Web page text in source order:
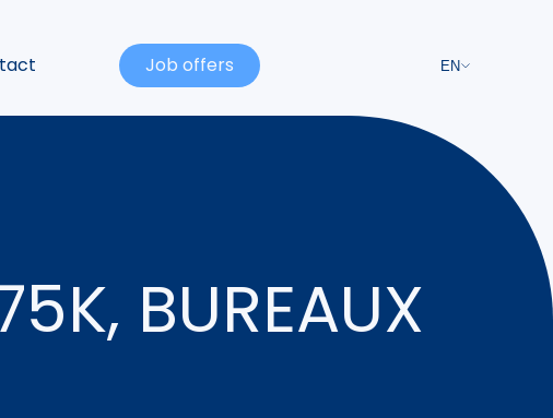
Job offers EN
BUREAUX